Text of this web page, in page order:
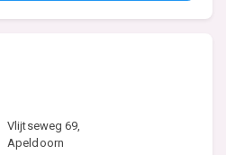
Vlijtseweg 69,
Apeldoorn